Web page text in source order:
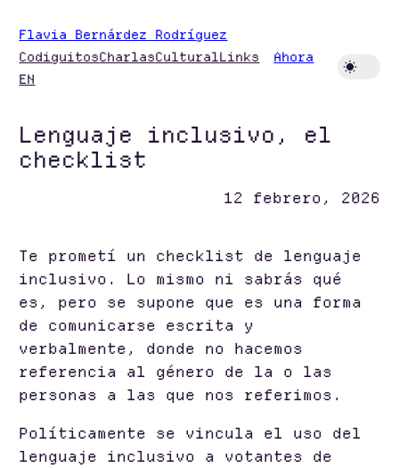
al
contenido
Flavia Bernárdez Rodríguez
CodiguitosCharlasCulturalLinks
Ahora
EN
Lenguaje inclusivo, el
checklist
12 febrero, 2026
Te prometí un checklist de lenguaje
inclusivo. Lo mismo ni sabrás qué
es, pero se supone que es una forma
de comunicarse escrita y
verbalmente, donde no hacemos
referencia al género de la o las
personas a las que nos referimos.
Políticamente se vincula el uso del
lenguaje inclusivo a votantes de